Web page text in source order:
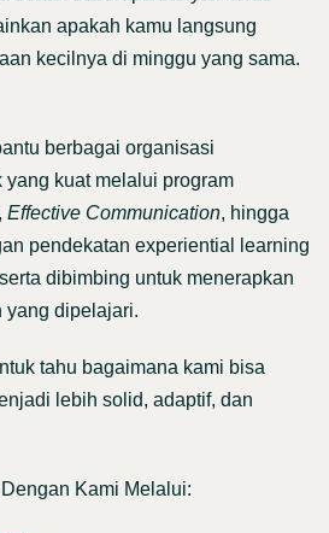
apakah kamu langsung
kecilnya di minggu yang sama.
berbagai organisasi
yang kuat melalui program
, Effective Communication, hingga
pendekatan experiential learning
dibimbing untuk menerapkan
yang dipelajari.
tahu bagaimana kami bisa
lebih solid, adaptif, dan
Kami Melalui: